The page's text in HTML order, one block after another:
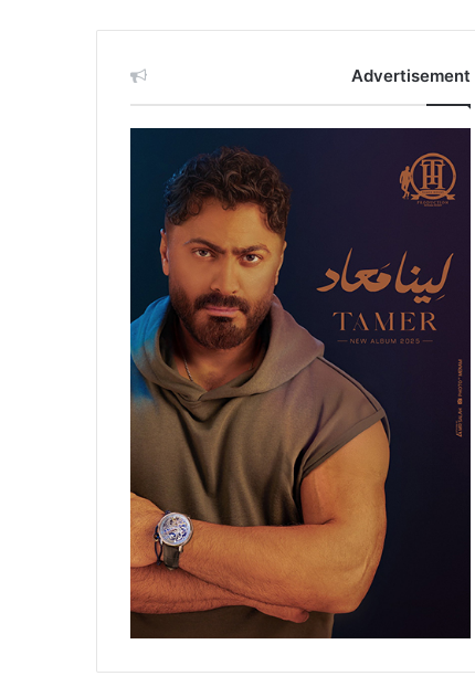
Advertisement